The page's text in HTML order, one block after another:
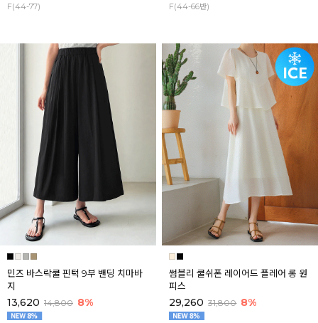
F(44-77) F(44-66반)
민즈 바스락쿨 핀턱 9부 밴딩 치마바
지
13,620 14,800 8%
썸블리 쿨쉬폰 레이어드 플레어 롱 원
피스
29,260 31,800 8%